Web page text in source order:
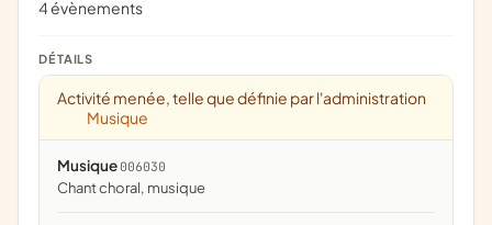
4 évènements
DÉTAILS
Activité menée, telle que définie par l'administration
Musique
Musique 006030
chant choral, musique